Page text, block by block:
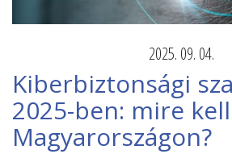
2025. 09. 04.
Kiberbiztonsági
2025-ben: mire
Magyarországon?